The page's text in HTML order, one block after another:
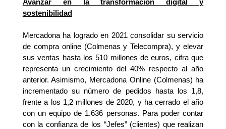
Avanzar en la transformación digital y
sostenibilidad
Mercadona ha logrado en 2021 consolidar su servicio
de compra online (Colmenas y Telecompra), y elevar
sus ventas hasta los 510 millones de euros, cifra que
representa un crecimiento del 40% respecto al año
anterior. Asimismo, Mercadona Online (Colmenas) ha
incrementado su número de pedidos hasta los 1,8,
frente a los 1,2 millones de 2020, y ha cerrado el año
con un equipo de 1.636 personas. Para poder contar
con la confianza de los “Jefes” (clientes) que realizan